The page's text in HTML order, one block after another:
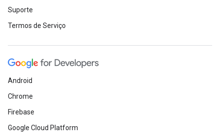
Suporte
Termos de Serviço
Android
Chrome
Firebase
Google Cloud Platform